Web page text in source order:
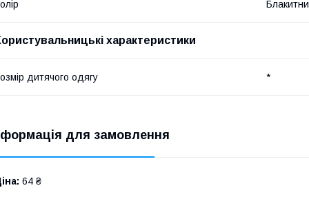
характеристики
дитячого одягу *
для замовлення
64 ₴